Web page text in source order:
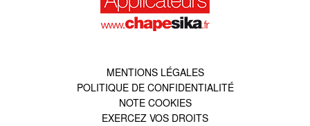
MENTIONS LÉGALES
POLITIQUE DE CONFIDENTIALITÉ
NOTE COOKIES
EXERCEZ VOS DROITS